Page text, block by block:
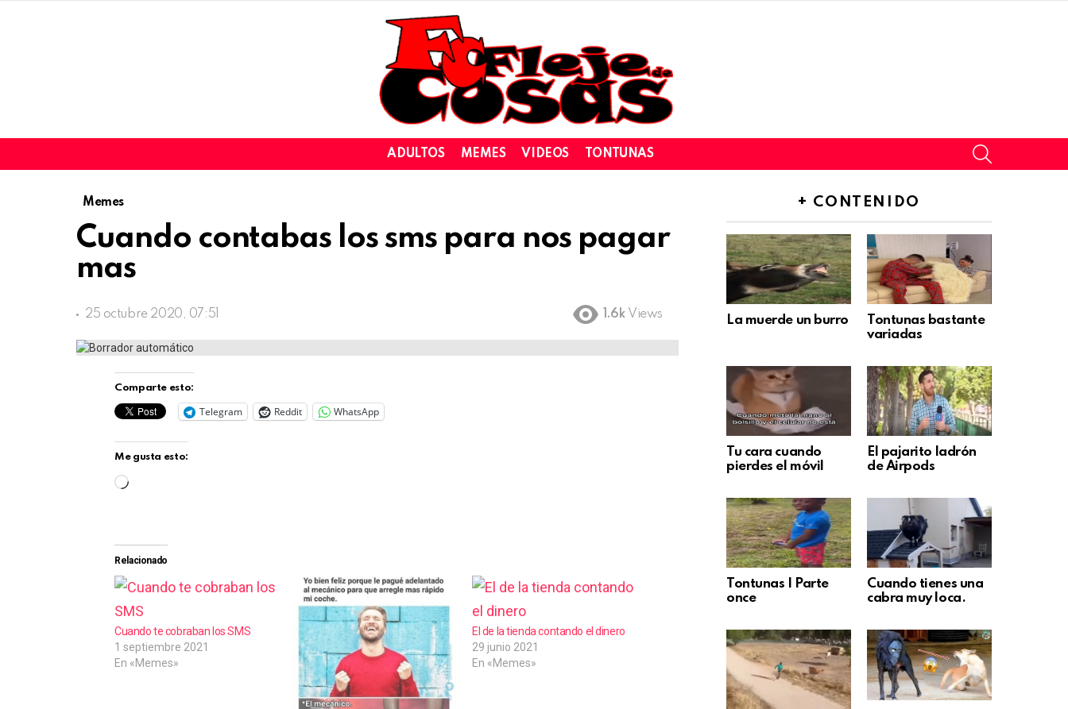
ADULTOS MEMES VIDEOS TONTUNAS
Memes
Cuando contabas los sms para nos pagar
mas
25 octubre 2020, 07:51 1.6k Views
Comparte esto:
Telegram Reddit WhatsApp
Me gusta esto:
g
a
n
d
o
Relacionado
Cuando te cobraban los SMS
1 septiembre 2021
En «Memes»
El de la tienda contando el dinero
29 junio 2021
En «Memes»
+ CONTENIDO
La muerde un burro
Tontunas bastante
variadas
Tu cara cuando
pierdes el móvil
El pajarito ladrón
de Airpods
Tontunas | Parte
once
Cuando tienes una
cabra muy loca.